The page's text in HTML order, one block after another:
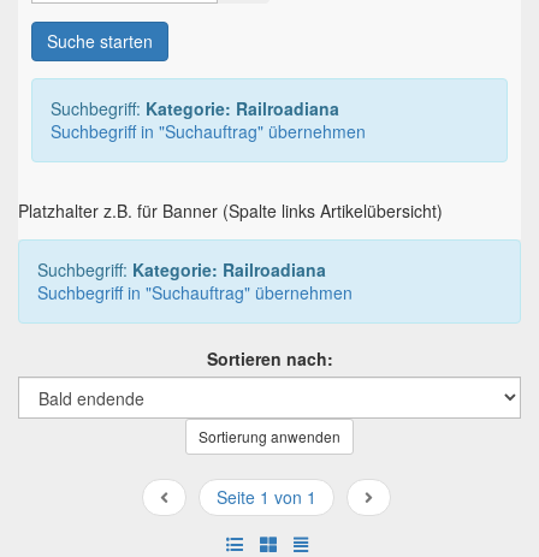
Suche starten
Suchbegriff: Kategorie: Railroadiana
Suchbegriff in "Suchauftrag" übernehmen
Platzhalter z.B. für Banner (Spalte links Artikelübersicht)
Suchbegriff: Kategorie: Railroadiana
Suchbegriff in "Suchauftrag" übernehmen
Sortieren nach:
Sortierung anwenden
Seite 1 von 1